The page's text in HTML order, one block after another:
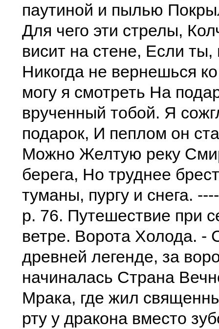
паутиной и пылью
Для чего эти стрелы,
висит на стене, Если ты,
Никогда не вернешься
могу я смотреть На
врученный тобой. Я
подарок, И пеплом он
Можно Желтую реку
берега, Но труднее
туманы, пургу и снега.
р. 76. Путешествие при
ветре. Ворота Холода. -
древней легенде, за
начиналась Страна
Мрака, где жил
рту у дракона вместо